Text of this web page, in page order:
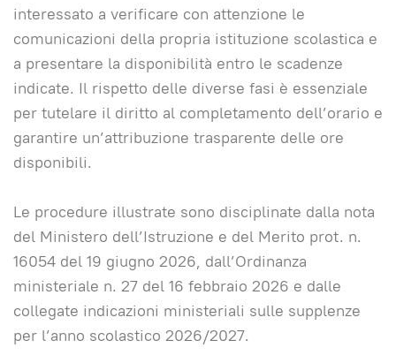
interessato a verificare con attenzione le
comunicazioni della propria istituzione scolastica e
a presentare la disponibilità entro le scadenze
indicate. Il rispetto delle diverse fasi è essenziale
per tutelare il diritto al completamento dell’orario e
garantire un’attribuzione trasparente delle ore
disponibili.
Le procedure illustrate sono disciplinate dalla nota
del Ministero dell’Istruzione e del Merito prot. n.
16054 del 19 giugno 2026, dall’Ordinanza
ministeriale n. 27 del 16 febbraio 2026 e dalle
collegate indicazioni ministeriali sulle supplenze
per l’anno scolastico 2026/2027.